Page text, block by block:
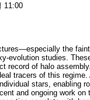
11:00
the
studies.
record of halo assembly.
tracers of this
stars, enabling
and ongoing work